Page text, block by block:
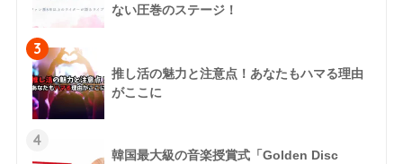
ない圧巻のステージ！
3
推し活の魅力と注意点！あなたもハマる理由
がここに
4
韓国最大級の音楽授賞式「Golden Disc